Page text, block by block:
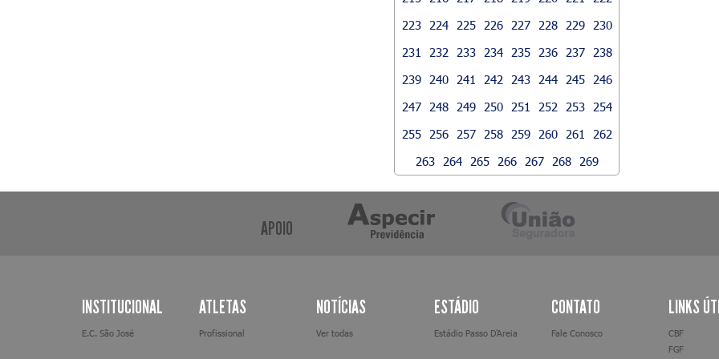
223
224 225 226 227 228 229
230
231
232 233 234 235 236 237
238
239
240 241 242 243 244 245
246
247
248 249 250 251 252 253
254
255
256 257 258 259 260 261
262
263
264 265 266 267 268 269
APOIO
INSTITUCIONAL
E.C. São José
ATLETAS
Profissional
NOTÍCIAS
Ver todas
ESTÁDIO
Estádio Passo D’Areia
CONTATO
Fale Conosco
LINKS
CBF
FGF